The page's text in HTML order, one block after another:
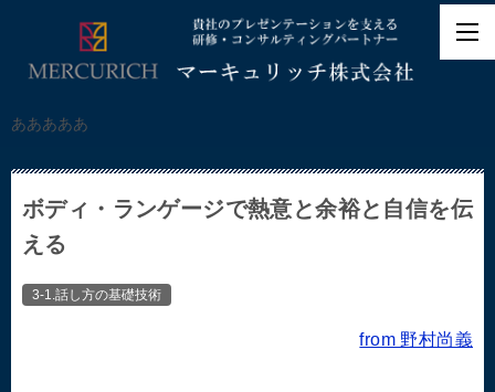
あああああ
ボディ・ランゲージで熱意と余裕と自信を伝
える
3-1.話し方の基礎技術
from 野村尚義